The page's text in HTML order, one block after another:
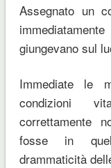
Assegnato un
giungevano sul
Immediate le
condizioni
correttamente
fosse in
drammaticità